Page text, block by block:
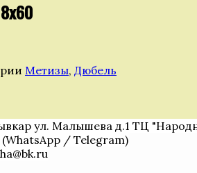
Метизы, Дюбель
ул. Малышева д.1 ТЦ
(WhatsApp / Telegram)